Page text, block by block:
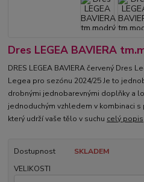
Dres LEGEA BAVIERA
DRES LEGEA BAVIERA červený Dres
Legea pro sezónu 2024/25 Je to
drobnými jednobarevnými doplňky a
jednoduchým vzhledem v kombinaci
který udrží vaše tělo v suchu celý popis
Dostupnost
SKLADEM
VELIKOSTI